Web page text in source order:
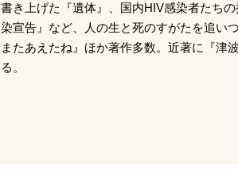
書き上げた『遺体』、国内HIV感染者たち
染宣告』など、人の生と死のすがたを追い
またあえたね』ほか著作多数。近著に『津
る。